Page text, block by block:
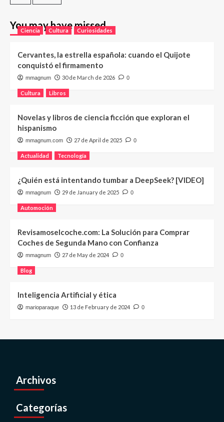
You may have missed
Ciencia Cultura Curiosidades
Cervantes, la estrella española: cuando el Quijote
conquistó el firmamento
mmagnum 30 de March de 2026 0
Cultura Libros
Novelas y libros de ciencia ficción que exploran el
hispanismo
mmagnum.com 27 de April de 2025 0
Actualidad Tecnología
¿Quién está intentando tumbar a DeepSeek? [VIDEO]
mmagnum 29 de January de 2025 0
Automoción
Revisamoselcoche.com: La Solución para Comprar
Coches de Segunda Mano con Confianza
mmagnum 27 de May de 2024 0
Blog
Inteligencia Artificial y ética
marioparaque 13 de February de 2024 0
Archivos
Categorías